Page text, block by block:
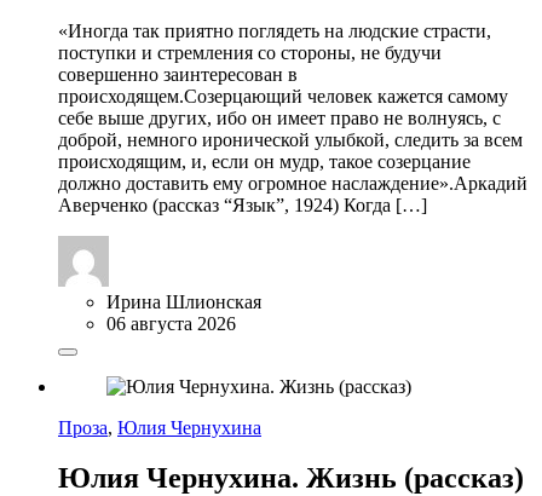
«Иногда так приятно поглядеть на людские страсти,
поступки и стремления со стороны, не будучи
совершенно заинтересован в
происходящем.Созерцающий человек кажется самому
себе выше других, ибо он имеет право не волнуясь, с
доброй, немного иронической улыбкой, следить за всем
происходящим, и, если он мудр, такое созерцание
должно доставить ему огромное наслаждение».Аркадий
Аверченко (рассказ “Язык”, 1924) Когда […]
Ирина Шлионская
06 августа 2026
Проза, Юлия Чернухина
Юлия Чернухина. Жизнь (рассказ)